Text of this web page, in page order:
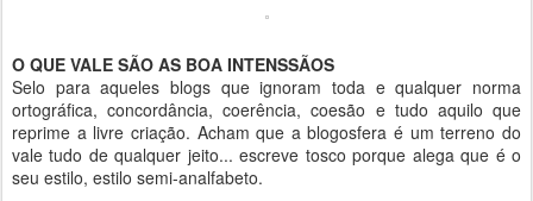
O QUE VALE SÃO AS BOA INTENSSÃOS
Selo para aqueles blogs que ignoram toda e qualquer norma
ortográfica, concordância, coerência, coesão e tudo aquilo que
reprime a livre criação. Acham que a blogosfera é um terreno do
vale tudo de qualquer jeito... escreve tosco porque alega que é o
seu estilo, estilo semi-analfabeto.